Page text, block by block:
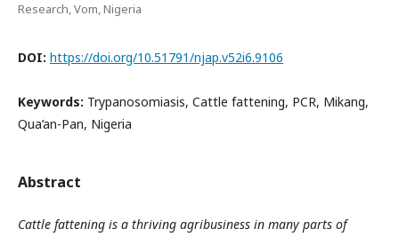
Research, Vom, Nigeria
DOI: https://doi.org/10.51791/njap.v52i6.9106
Keywords: Trypanosomiasis, Cattle fattening, PCR, Mikang,
Qua’an-Pan, Nigeria
Abstract
Cattle fattening is a thriving agribusiness in many parts of